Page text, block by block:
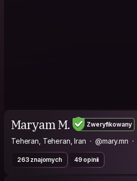
Maryam M. Zweryfikowany
Teheran, Teheran, Iran @mary.mn
263 znajomych 49 opinii